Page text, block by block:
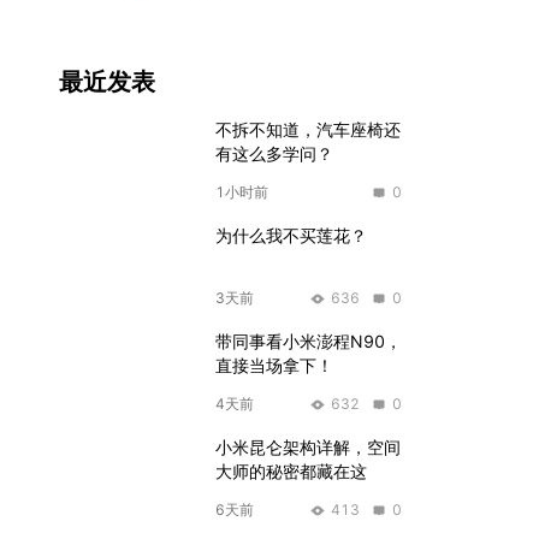
最近发表
不拆不知道，汽车座椅还
有这么多学问？
1小时前 0
为什么我不买莲花？
3天前 636 0
带同事看小米澎程N90，
直接当场拿下！
4天前 632 0
小米昆仑架构详解，空间
大师的秘密都藏在这
6天前 413 0